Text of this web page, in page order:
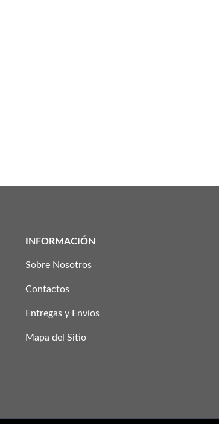
INFORMACIÓN
Sobre Nosotros
Contactos
Entregas y Envíos
Mapa del Sitio